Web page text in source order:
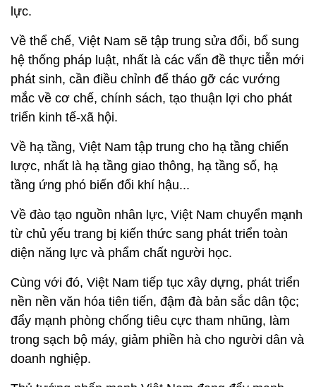
lực.
Về thể chế, Việt Nam sẽ tập trung sửa đổi, bổ sung
hệ thống pháp luật, nhất là các vấn đề thực tiễn mới
phát sinh, cần điều chỉnh để tháo gỡ các vướng
mắc về cơ chế, chính sách, tạo thuận lợi cho phát
triển kinh tế-xã hội.
Về hạ tầng, Việt Nam tập trung cho hạ tầng chiến
lược, nhất là hạ tầng giao thông, hạ tầng số, hạ
tầng ứng phó biến đổi khí hậu...
Về đào tạo nguồn nhân lực, Việt Nam chuyển mạnh
từ chủ yếu trang bị kiến thức sang phát triển toàn
diện năng lực và phẩm chất người học.
Cùng với đó, Việt Nam tiếp tục xây dựng, phát triển
nền nền văn hóa tiên tiến, đậm đà bản sắc dân tộc;
đẩy mạnh phòng chống tiêu cực tham nhũng, làm
trong sạch bộ máy, giảm phiền hà cho người dân và
doanh nghiệp.